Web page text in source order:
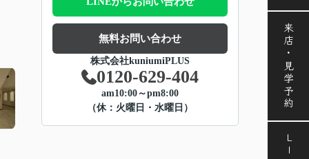
来店・見学予約
無料お問い合わせ
株式会社kuniumiPLUS
0120-629-404
am10:00～pm8:00
（休：火曜日・水曜日）